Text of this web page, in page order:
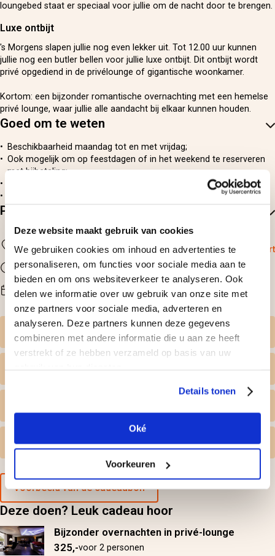
Deze website maakt gebruik van cookies
We gebruiken cookies om inhoud en advertenties te
personaliseren, om functies voor sociale media aan te
bieden en om ons websiteverkeer te analyseren. Ook
delen we informatie over uw gebruik van onze site met
onze partners voor sociale media, adverteren en
analyseren. Deze partners kunnen deze gegevens
combineren met andere informatie die u aan ze heeft
verstrekt of ze hebben verzameld op basis van uw
Details tonen
Oké
Voorkeuren
loungebed staat er speciaal voor jullie om de nacht door te brengen.
Luxe ontbijt
's Morgens slapen jullie nog even lekker uit. Tot 12.00 uur kunnen
jullie nog een butler bellen voor jullie luxe ontbijt. Dit ontbijt wordt
privé opgediend in de privélounge of gigantische woonkamer.
Kortom: een bijzonder romantische overnachting met een hemelse
privé lounge, waar jullie alle aandacht bij elkaar kunnen houden.
Goed om te weten
Beschikbaarheid maandag tot en met vrijdag;
Ook mogelijk om op feestdagen of in het weekend te reserveren
met bijbetaling;
Bij reservatie wordt het exacte aankomsttijdstip vermeld;
Bij reservatie krijgen jullie een gedetailleerde wegbeschrijving.
Praktische informatie
Grobbendonk Bekijk op kaart
Duur
1 overnachting (22 uur)
Beschikbaarheid
Maandag t/m zondag
Zelf datum kiezen
Gratis omruilen
Voorbeeld van de cadeaubon
Deze doen? Leuk cadeau hoor
Bijzonder overnachten in privé-lounge
325,-voor 2 personen